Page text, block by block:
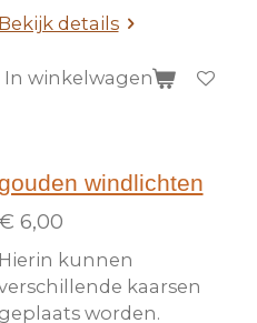
Bekijk details
In winkelwagen
windlichten
6,00
Hierin kunnen
kaarsen
geplaats worden.